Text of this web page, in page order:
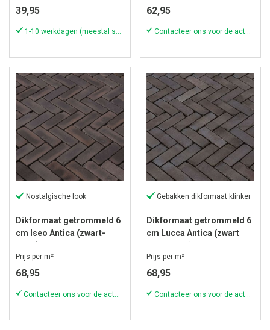
39,95
1-10 werkdagen (meestal sneller)
62,95
Contacteer ons voor de actuele voorraad!
Nostalgische look
Dikformaat getrommeld 6
cm Iseo Antica (zwart-
Prijs per m²
68,95
Gebakken dikformaat klinker
Dikformaat getrommeld 6
cm Lucca Antica (zwart
Prijs per m²
68,95
Contacteer ons voor de actuele voorraad!